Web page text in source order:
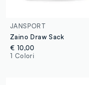
JANSPORT
Zaino Draw Sack
€ 10,00
1 Colori